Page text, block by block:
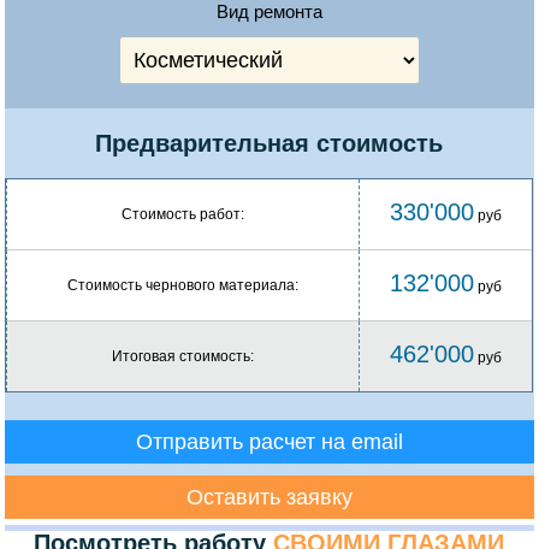
Вид ремонта
Предварительная стоимость
Стоимость работ: 330'000 руб
Стоимость чернового материала: 132'000 руб
Итоговая стоимость: 462'000 руб
Отправить расчет на email
Оставить заявку
Посмотреть работуСВОИМИ ГЛАЗАМИ